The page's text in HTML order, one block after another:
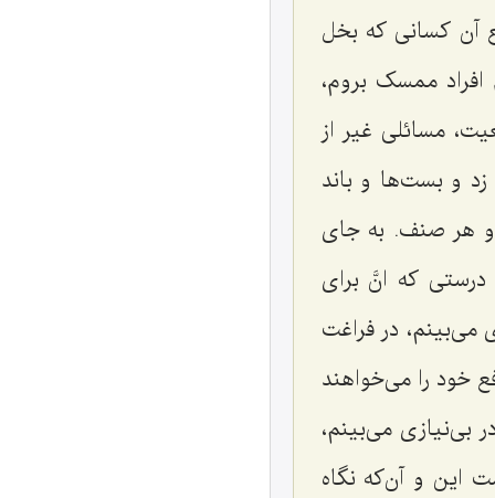
آن کسانی که بخل
ممسک بروم،
مسائلی غیر از
زد و بست‌ها و باند
و هر صنف. به جای
که انَّ برای
می‌بینم، در فراغت
خود را می‌خواهند
بی‌نیازی می‌بینم،
این و آن‌که نگاه